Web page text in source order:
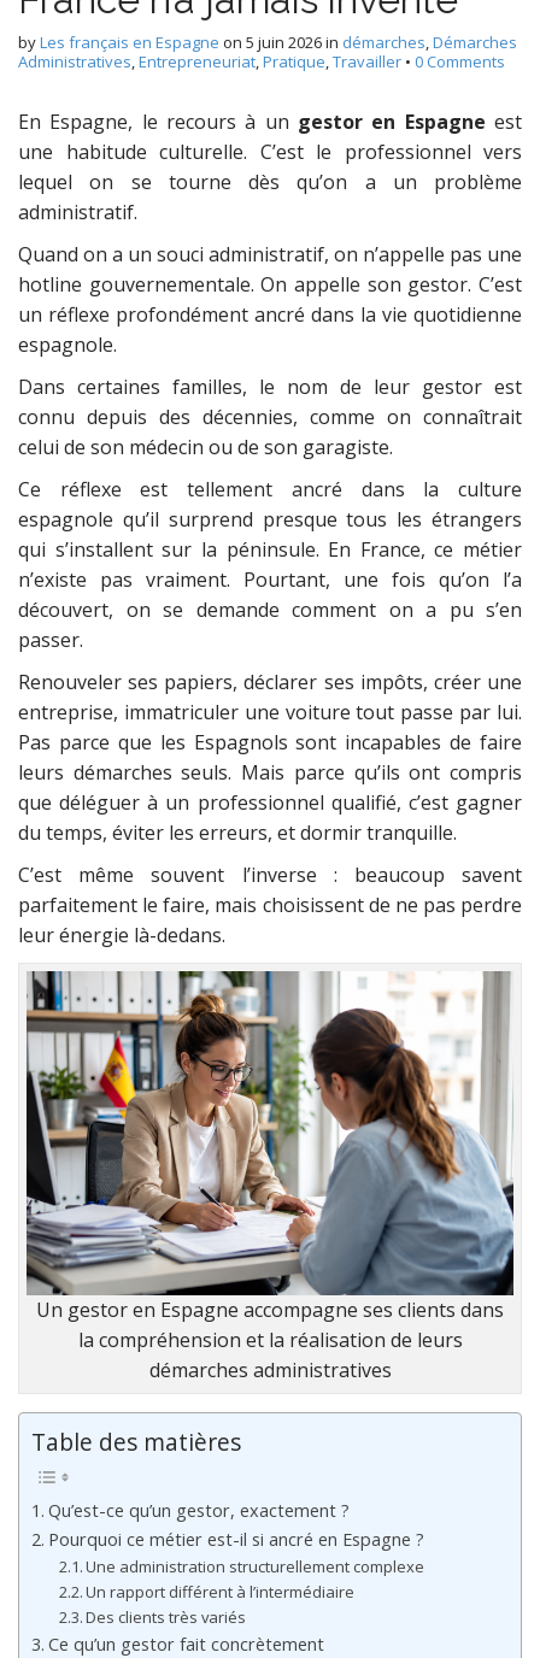
byLes français en Espagne on 5 juin 2026in démarches,Démarches
Administratives,Entrepreneuriat,Pratique,Travailler • 0 Comments
En Espagne, le recours à un gestor en Espagne est
une habitude culturelle. C’est le professionnel vers
lequel on se tourne dès qu’on a un problème
administratif.
Quand on a un souci administratif, on n’appelle pas une
hotline gouvernementale. On appelle son gestor. C’est
un réflexe profondément ancré dans la vie quotidienne
espagnole.
Dans certaines familles, le nom de leur gestor est
connu depuis des décennies, comme on connaîtrait
celui de son médecin ou de son garagiste.
Ce réflexe est tellement ancré dans la culture
espagnole qu’il surprend presque tous les étrangers
qui s’installent sur la péninsule. En France, ce métier
n’existe pas vraiment. Pourtant, une fois qu’on l’a
découvert, on se demande comment on a pu s’en
passer.
Renouveler ses papiers, déclarer ses impôts, créer une
entreprise, immatriculer une voiture tout passe par lui.
Pas parce que les Espagnols sont incapables de faire
leurs démarches seuls. Mais parce qu’ils ont compris
que déléguer à un professionnel qualifié, c’est gagner
du temps, éviter les erreurs, et dormir tranquille.
C’est même souvent l’inverse : beaucoup savent
parfaitement le faire, mais choisissent de ne pas perdre
leur énergie là-dedans.
Un gestor en Espagne accompagne ses clients dans
la compréhension et la réalisation de leurs
démarches administratives
Table des matières
Qu’est-ce qu’un gestor, exactement ?
Pourquoi ce métier est-il si ancré en Espagne ?
Une administration structurellement complexe
Un rapport différent à l’intermédiaire
Des clients très variés
Ce qu’un gestor fait concrètement